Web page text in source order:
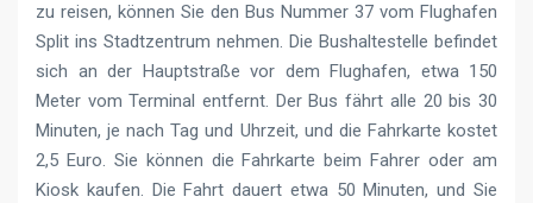
zu reisen, können Sie den Bus Nummer 37 vom Flughafen
Split ins Stadtzentrum nehmen. Die Bushaltestelle befindet
sich an der Hauptstraße vor dem Flughafen, etwa 150
Meter vom Terminal entfernt. Der Bus fährt alle 20 bis 30
Minuten, je nach Tag und Uhrzeit, und die Fahrkarte kostet
2,5 Euro. Sie können die Fahrkarte beim Fahrer oder am
Kiosk kaufen. Die Fahrt dauert etwa 50 Minuten, und Sie